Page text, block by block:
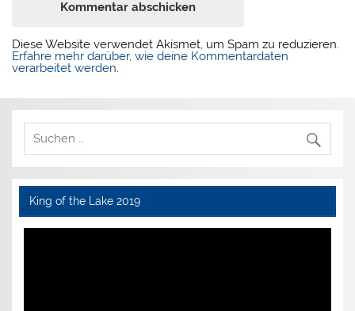
Diese Website verwendet Akismet, um Spam zu reduzieren.
Erfahre mehr darüber, wie deine Kommentardaten
verarbeitet werden.
King of the Lake 2019
Video-